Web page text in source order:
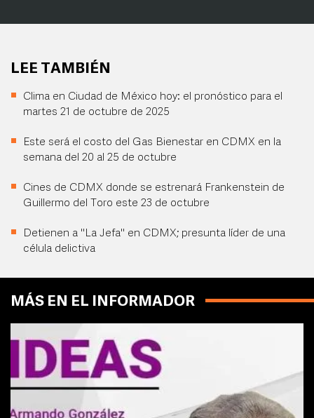
LEE TAMBIÉN
Clima en Ciudad de México hoy: el pronóstico para el
martes 21 de octubre de 2025
Este será el costo del Gas Bienestar en CDMX en la
semana del 20 al 25 de octubre
Cines de CDMX donde se estrenará Frankenstein de
Guillermo del Toro este 23 de octubre
Detienen a "La Jefa" en CDMX; presunta líder de una
célula delictiva
MÁS EN EL INFORMADOR